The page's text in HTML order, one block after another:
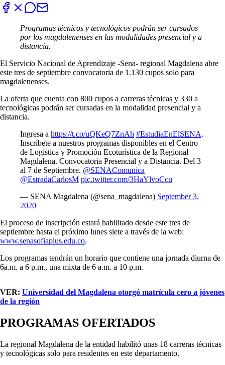
Programas técnicos y tecnológicos podrán ser cursados
por los magdalenenses en las modalidades presencial y a
distancia.
El Servicio Nacional de Aprendizaje -Sena- regional Magdalena abre
este tres de septiembre convocatoria de 1.130 cupos solo para
magdalenenses.
La oferta que cuenta con 800 cupos a carreras técnicas y 330 a
tecnológicas podrán ser cursadas en la modalidad presencial y a
distancia.
Ingresa a https://t.co/uQKeQ7ZnAh #EstudiaEnElSENA.
Inscríbete a nuestros programas disponibles en el Centro
de Logística y Promoción Ecoturística de la Regional
Magdalena. Convocatoria Presencial y a Distancia. Del 3
al 7 de Septiembre. @SENAComunica
@EstradaCarlosM pic.twitter.com/3HaYlvoCcu
— SENA Magdalena (@sena_magdalena) September 3,
2020
El proceso de inscripción estará habilitado desde este tres de
septiembre hasta el próximo lunes siete a través de la web:
www.senasofiaplus.edu.co.
Los programas tendrán un horario que contiene una jornada diurna de
6a.m. a 6 p.m., una mixta de 6 a.m. a 10 p.m.
VER: Universidad del Magdalena otorgó matrícula cero a jóvenes
de la región
PROGRAMAS OFERTADOS
La regional Magdalena de la entidad habilitó unas 18 carreras técnicas
y tecnológicas solo para residentes en este departamento.